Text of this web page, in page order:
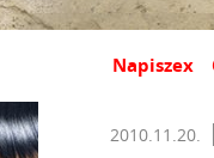
Napiszex
2010.11.20.